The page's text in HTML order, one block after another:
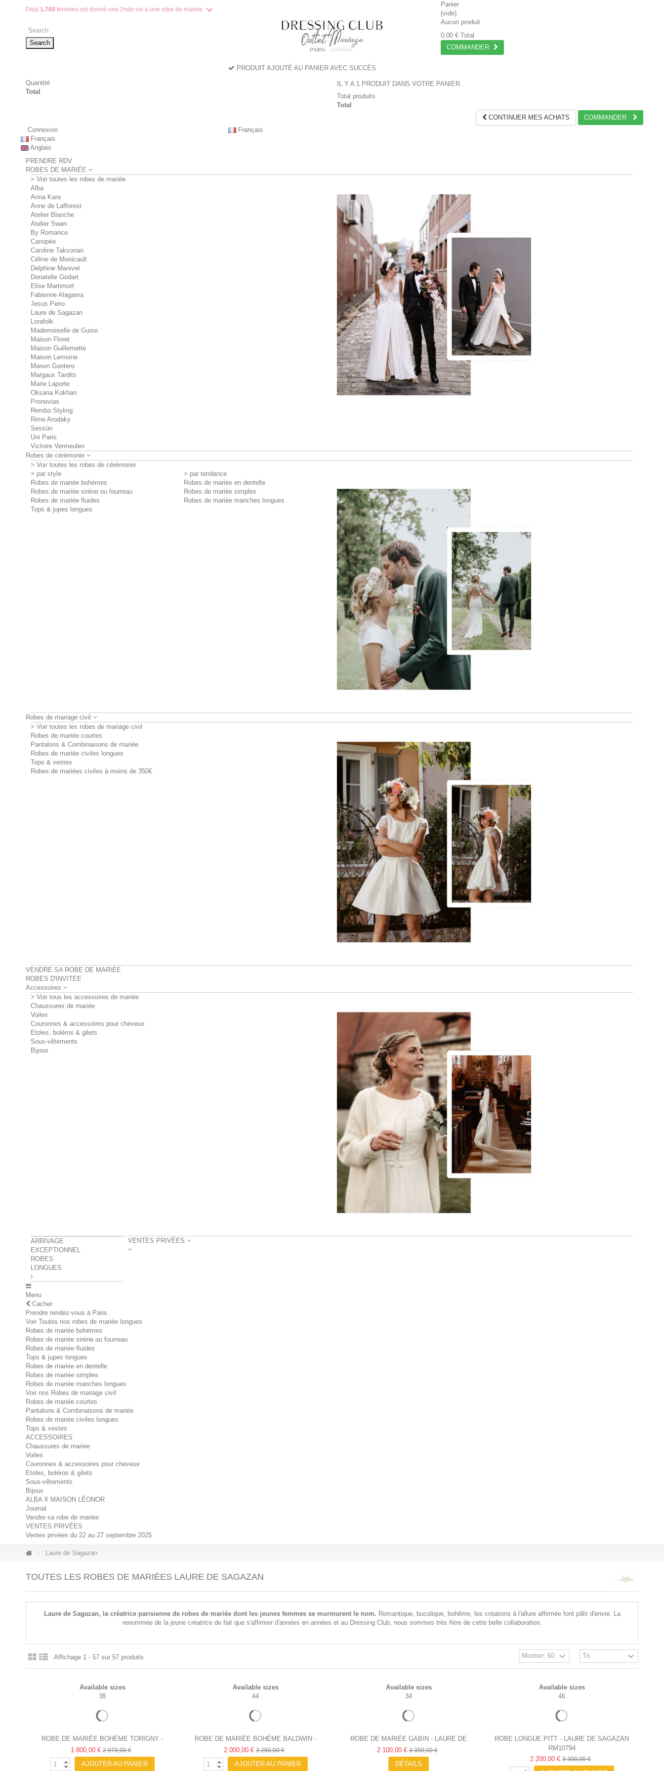
Déjà 1.700 femmes ont donné une 2nde vie à une robe de mariée
Search
Panier
(vide)
Aucun produit
0,00 € Total
COMMANDER
PRODUIT AJOUTÉ AU PANIER AVEC SUCCÈS
Quantité
Total
IL Y A 1 PRODUIT DANS VOTRE PANIER.
Total produits
Total
CONTINUER MES ACHATS
COMMANDER
Connexion
Français
Français
Anglais
PRENDRE RDV
ROBES DE MARIÉE
> Voir toutes les robes de mariée
Alba
Anna Kara
Anne de Lafforest
Atelier Blanche
Atelier Swan
By Romance
Canopée
Caroline Takvorian
Céline de Monicault
Delphine Manivet
Donatelle Godart
Elise Martimort
Fabienne Alagama
Jesus Peiro
Laure de Sagazan
Lorafolk
Mademoiselle de Guise
Maison Floret
Maison Guillemette
Maison Lemoine
Manon Gontero
Margaux Tardits
Marie Laporte
Oksana Kokhan
Pronovias
Rembo Styling
Rime Arodaky
Sessùn
Uni Paris
Victoire Vermeulen
Robes de cérémonie
> Voir toutes les robes de cérémonie
> par style
Robes de mariée bohèmes
Robes de mariée sirène ou fourreau
Robes de mariée fluides
Tops & jupes longues
> par tendance
Robes de mariée en dentelle
Robes de mariée simples
Robes de mariée manches longues
Robes de mariage civil
> Voir toutes les robes de mariage civil
Robes de mariée courtes
Pantalons & Combinaisons de mariée
Robes de mariée civiles longues
Tops & vestes
Robes de mariées civiles à moins de 350€
VENDRE SA ROBE DE MARIÉE
ROBES D'INVITEE
Accessoires
> Voir tous les accessoires de mariée
Chaussures de mariée
Voiles
Couronnes & accessoires pour cheveux
Etoles, boléros & gilets
Sous-vêtements
Bijoux
VENTES PRIVÉES
ARRIVAGE
EXCEPTIONNEL
ROBES
LONGUES
Menu
Cacher
Prendre rendez-vous à Paris
Voir Toutes nos robes de mariée longues
Robes de mariée bohèmes
Robes de mariée sirène ou fourreau
Robes de mariée fluides
Tops & jupes longues
Robes de mariée en dentelle
Robes de mariée simples
Robes de mariée manches longues
Voir nos Robes de mariage civil
Robes de mariée courtes
Pantalons & Combinaisons de mariée
Robes de mariée civiles longues
Tops & vestes
ACCESSOIRES
Chaussures de mariée
Voiles
Couronnes & accessoires pour cheveux
Etoles, boléros & gilets
Sous-vêtements
Bijoux
ALBA X MAISON LÉONOR
Journal
Vendre sa robe de mariée
VENTES PRIVÉES
Ventes privées du 22 au 27 septembre 2025
Laure de Sagazan
TOUTES LES ROBES DE MARIÉES LAURE DE SAGAZAN
Laure de Sagazan, la créatrice parisienne de robes de mariée dont les jeunes femmes se murmurent le nom. Romantique, bucolique, bohême, les créations à l'allure affirmée font pâlir d'envie. La
renommée de la jeune créatrice de fait que s'affirmer d'années en années et au Dressing Club, nous sommes très fière de cette belle collaboration.
Affichage 1 - 57 sur 57 produits
Available sizes
38
ROBE DE MARIÉE BOHÈME TORIGNY -
LAURE DE SAGAZAN
1 800,00 € 2 970,00 €
AJOUTER AU PANIER
Available sizes
44
ROBE DE MARIÉE BOHÈME BALDWIN -
LAURE DE SAGAZAN
2 000,00 € 3 250,00 €
AJOUTER AU PANIER
Available sizes
34
ROBE DE MARIÉE GABIN - LAURE DE
SAGAZAN
2 100,00 € 3 350,00 €
DÉTAILS
Available sizes
46
ROBE LONGUE PITT - LAURE DE SAGAZAN
RM10794
2 200,00 € 3 300,00 €